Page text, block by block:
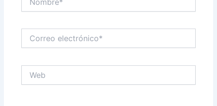
electrónico*